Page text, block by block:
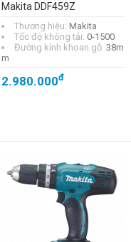
Makita DDF459Z
Thương hiệu: Makita
Tốc độ không tải: 0-1500
Đường kính khoan gỗ: 38m
m
2.980.000đ